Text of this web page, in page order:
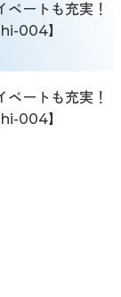
ベートも充実！
004】
ベートも充実！
004】